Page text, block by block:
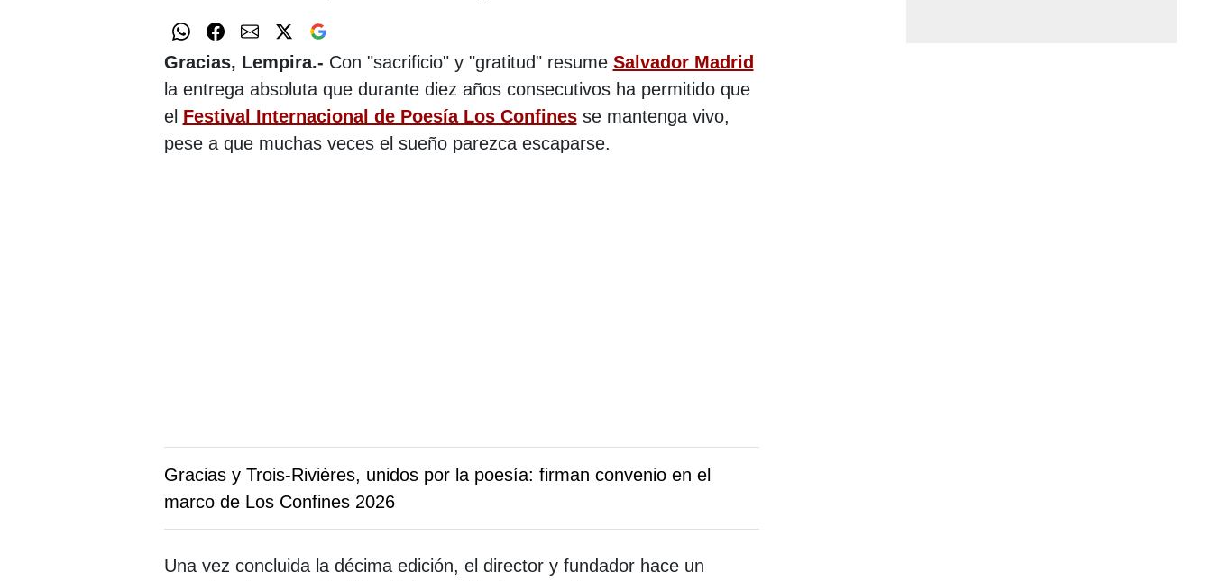
Gracias, Lempira.- Con "sacrificio" y "gratitud" resume Salvador Madrid
la entrega absoluta que durante diez años consecutivos ha permitido que
el Festival Internacional de Poesía Los Confinesse mantenga vivo,
pese a que muchas veces el sueño parezca escaparse.
Gracias y Trois-Rivières, unidos por la poesía: firman convenio en el
marco de Los Confines 2026
Una vez concluida la décima edición, el director y fundador hace un